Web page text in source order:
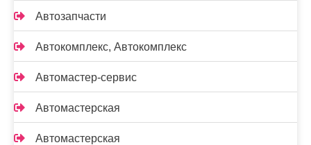
Автозапчасти
Автокомплекс, Автокомплекс
Автомастер-сервис
Автомастерская
Автомастерская